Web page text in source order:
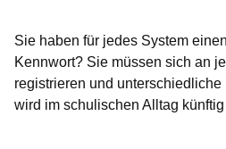
Sie haben für jedes System
Kennwort? Sie müssen sich an
registrieren und
wird im schulischen Alltag